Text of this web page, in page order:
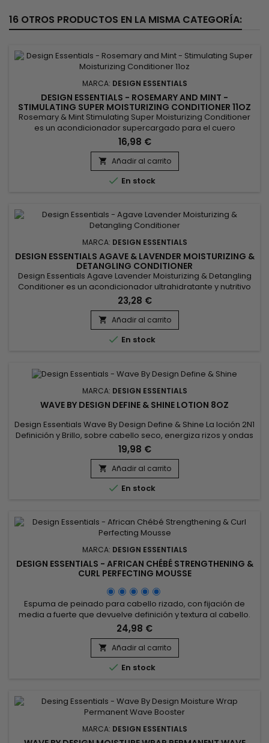
16 OTROS PRODUCTOS EN LA MISMA CATEGORÍA:
MARCA: DESIGN ESSENTIALS
DESIGN ESSENTIALS - ROSEMARY AND MINT -
STIMULATING SUPER MOISTURIZING CONDITIONER 11OZ
Rosemary & Mint Stimulating Super Moisturizing Conditioner
es un acondicionador supercargado para el cuero
cabelludo y el cabello que penetra rápidamente y revitaliza
las condiciones más secas del cabello mientras revitaliza y
calma el cuero cabelludo.
16,98 €
 Añadir al carrito
 En stock
MARCA: DESIGN ESSENTIALS
DESIGN ESSENTIALS AGAVE & LAVENDER MOISTURIZING &
DETANGLING CONDITIONER
Design Essentials Agave Lavender Moisturizing & Detangling
Conditioner es un acondicionador ultrahidratante y nutritivo
formulado con extractos de lavanda y agave, manteca de
mango, aceite de sésamo y antioxidantes.&nbsp; Hidrata
intensamente los folículos, suaviza, alisa y sella las
cutículas.&nbsp; El acondicionador humectante y
desenredante...
23,28 €
 Añadir al carrito
 En stock
MARCA: DESIGN ESSENTIALS
WAVE BY DESIGN DEFINE & SHINE LOTION 8OZ
Design Essentials Wave By Design Define & Shine La loción 2N1
Definición y Brillo, sobre cabello seco, energiza rizos y ondas
amplificando simultáneamente volumen y brillo. Su fórmula 2
en 1, de doble acción, a base de agentes emolientes y
acondicionadores, devuelve la vitalidad al cabello y ofrece
un acabado luminoso, impecable y radiante.
19,98 €
 Añadir al carrito
 En stock
MARCA: DESIGN ESSENTIALS
DESIGN ESSENTIALS - AFRICAN CHÉBÉ STRENGTHENING &
CURL PERFECTING MOUSSE
Espuma de peinado para cabello rizado, con fijación de
media a fuerte que devuelve definición y textura al cabello.
Fortalece el tallo del cabello. Gracias a la mezcla de extracto
africano, extracto de chebe y proteína de trigo, Design
Essentials - African Chebe - Strengthening & Curl Perfecting
Mousse aporta fuerza y elasticidad al cabello,...
24,98 €
 Añadir al carrito
 En stock
MARCA: DESIGN ESSENTIALS